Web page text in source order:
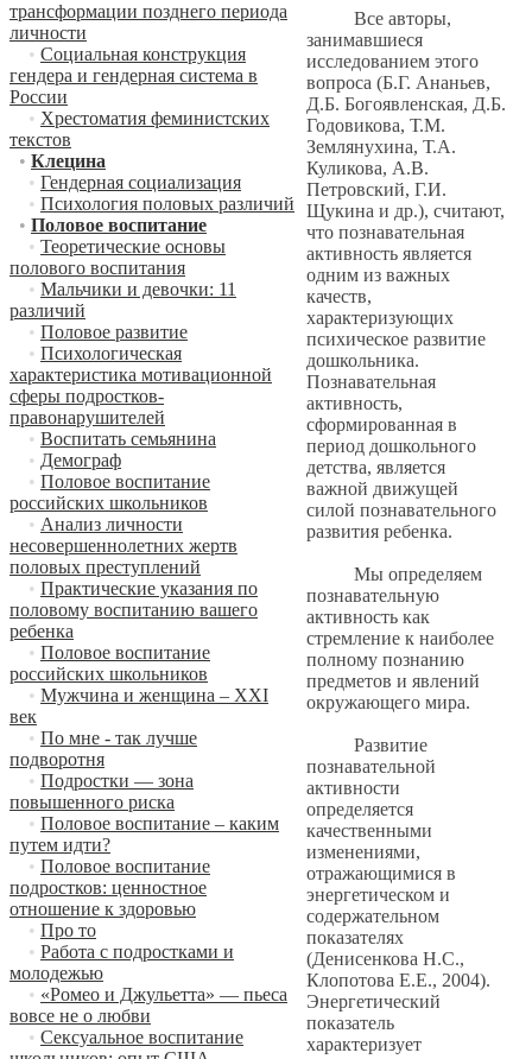
трансформации позднего периода
личности
• Социальная конструкция
гендера и гендерная система в
России
• Хрестоматия феминистских
текстов
• Клецина
• Гендерная социализация
• Психология половых различий
• Половое воспитание
• Теоретические основы
полового воспитания
• Мальчики и девочки: 11
различий
• Половое развитие
• Психологическая
характеристика мотивационной
сферы подростков-
правонарушителей
• Воспитать семьянина
• Демограф
• Половое воспитание
российских школьников
• Анализ личности
несовершеннолетних жертв
половых преступлений
• Практические указания по
половому воспитанию вашего
ребенка
• Половое воспитание
российских школьников
• Мужчина и женщина – XXI
век
• По мне - так лучше
подворотня
• Подростки — зона
повышенного риска
• Половое воспитание – каким
путем идти?
• Половое воспитание
подростков: ценностное
отношение к здоровью
• Про то
• Работа с подростками и
молодежью
• «Ромео и Джульетта» — пьеса
вовсе не о любви
• Сексуальное воспитание
Все авторы,
занимавшиеся
исследованием этого
вопроса (Б.Г. Ананьев,
Д.Б. Богоявленская, Д.Б.
Годовикова, Т.М.
Землянухина, Т.А.
Куликова, А.В.
Петровский, Г.И.
Щукина и др.), считают,
что познавательная
активность является
одним из важных
качеств,
характеризующих
психическое развитие
дошкольника.
Познавательная
активность,
сформированная в
период дошкольного
детства, является
важной движущей
силой познавательного
развития ребенка.
Мы определяем
познавательную
активность как
стремление к наиболее
полному познанию
предметов и явлений
окружающего мира.
Развитие
познавательной
активности
определяется
качественными
изменениями,
отражающимися в
энергетическом и
содержательном
показателях
(Денисенкова Н.С.,
Клопотова Е.Е., 2004).
Энергетический
показатель
характеризует